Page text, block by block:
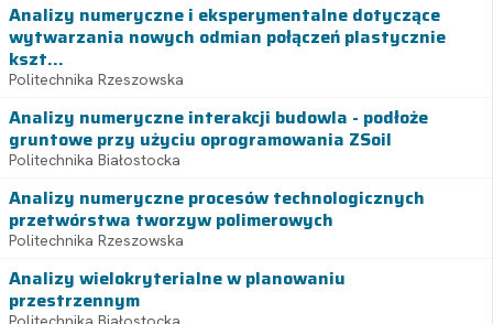
Analizy numeryczne i eksperymentalne dotyczące
wytwarzania nowych odmian połączeń plastycznie
kszt...
Politechnika Rzeszowska
Analizy numeryczne interakcji budowla - podłoże
gruntowe przy użyciu oprogramowania ZSoil
Politechnika Białostocka
Analizy numeryczne procesów technologicznych
przetwórstwa tworzyw polimerowych
Politechnika Rzeszowska
Analizy wielokryterialne w planowaniu
przestrzennym